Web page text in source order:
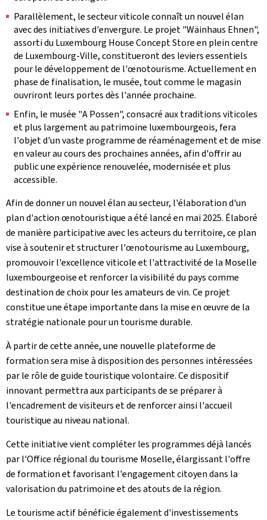
Parallèlement, le secteur viticole connaît un nouvel élan
avec des initiatives d'envergure. Le projet "Wäinhaus Ehnen",
assorti du Luxembourg House Concept Storeen plein centre
de Luxembourg-Ville, constitueront des leviers essentiels
pour le développement de l'œnotourisme. Actuellement en
phase de finalisation, le musée, tout comme le magasin
ouvriront leurs portes dès l'année prochaine.
Enfin, le musée "A Possen", consacré aux traditions viticoles
et plus largement au patrimoine luxembourgeois, fera
l'objet d'un vaste programme de réaménagement et de mise
en valeur au cours des prochaines années, afin d'offrir au
public une expérience renouvelée, modernisée et plus
accessible.
Afin de donner un nouvel élan au secteur, l'élaboration d'un
plan d'action œnotouristique a été lancé en mai 2025. Élaboré
de manière participative avec les acteurs du territoire, ce plan
vise à soutenir et structurer l'œnotourisme au Luxembourg,
promouvoir l'excellence viticole et l'attractivité de la Moselle
luxembourgeoise et renforcer la visibilité du pays comme
destination de choix pour les amateurs de vin. Ce projet
constitue une étape importante dans la mise en œuvre de la
stratégie nationale pour un tourisme durable.
À partir de cette année, une nouvelle plateforme de
formation sera mise à disposition des personnes intéressées
par le rôle de guide touristique volontaire. Ce dispositif
innovant permettra aux participants de se préparer à
l'encadrement de visiteurs et de renforcer ainsi l'accueil
touristique au niveau national.
Cette initiative vient compléter les programmes déjà lancés
par l'Office régional du tourisme Moselle, élargissant l'offre
de formation et favorisant l'engagement citoyen dans la
valorisation du patrimoine et des atouts de la région.
Le tourisme actif bénéficie également d'investissements